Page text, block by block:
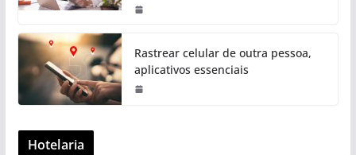
Rastrear celular de outra pessoa,
aplicativos essenciais
Hotelaria